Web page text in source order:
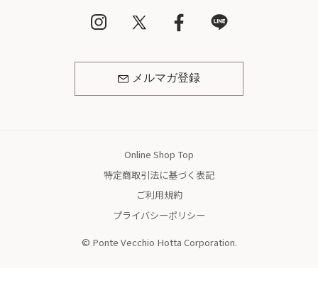
メルマガ登録
Online Shop Top
特定商取引法に基づく表記
ご利用規約
プライバシーポリシー
© Ponte Vecchio Hotta Corporation.